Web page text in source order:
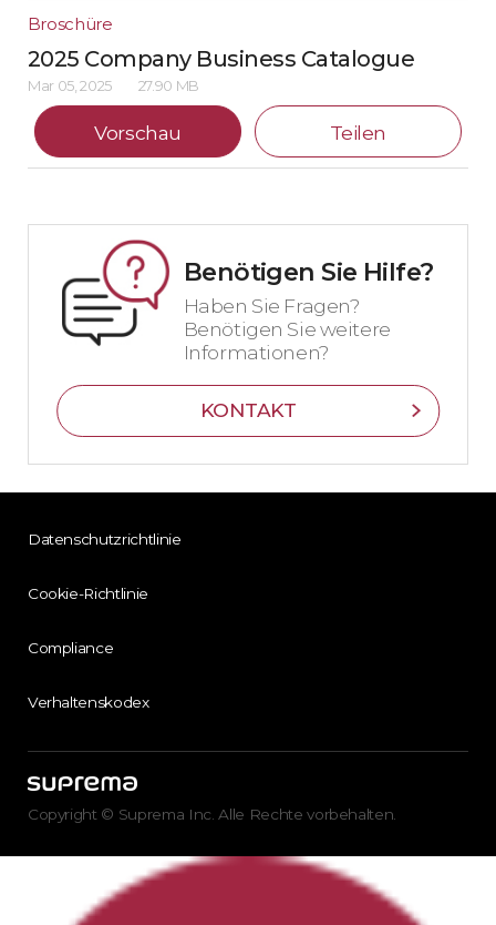
Broschüre
2025 Company Business Catalogue
Mar 05, 2025 27.90 MB
Vorschau Teilen
Benötigen Sie Hilfe?
Haben Sie Fragen?
Benötigen Sie weitere
Informationen?
KONTAKT
Datenschutzrichtlinie
Cookie-Richtlinie
Compliance
Verhaltenskodex
Copyright © Suprema Inc. Alle Rechte vorbehalten.